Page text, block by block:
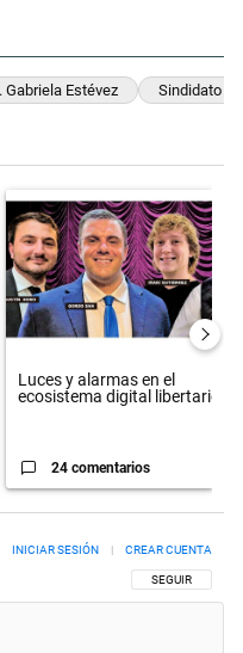
Gabriela Estévez Sindidato
"Murió Jorge Messi, el papá
Un artículo de tendencia con el
Luces y alarmas en el
ecosistema digital libertario
24 comentarios
SIGA ESTA
SEGUIR
INICIAR SESIÓN CREAR CUENTA